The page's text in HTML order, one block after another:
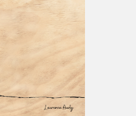
options
être
produit